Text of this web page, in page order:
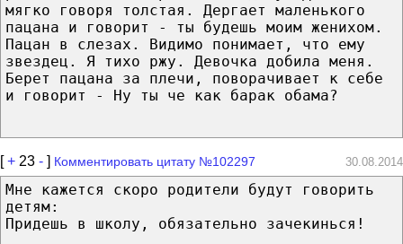
мягко говоря толстая. Дергает маленького
пацана и говорит - ты будешь моим женихом.
Пацан в слезах. Видимо понимает, что ему
звездец. Я тихо ржу. Девочка добила меня.
Берет пацана за плечи, поворачивает к себе
и говорит - Ну ты че как барак обама?
[+ 23 - ] Комментировать цитату №102297 30.08.2014
Мне кажется скоро родители будут говорить
детям:
Придешь в школу, обязательно зачекинься!